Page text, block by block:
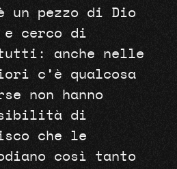
un pezzo di Dio
cerco di
anche nelle
c’è qualcosa
non hanno
di
che le
così tanto